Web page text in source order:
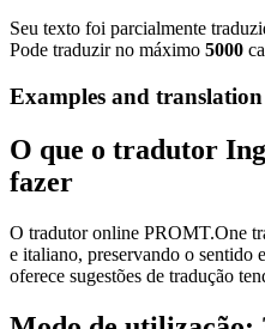
Seu texto foi parcialmente
Pode traduzir no máximo 5000
Examples and
O que o tradutor
fazer
O tradutor online PROMT.One
e italiano, preservando o sentido
oferece sugestões de tradução